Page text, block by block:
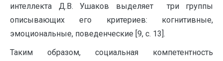
интеллекта Д.В. Ушаков выделяет три группы
описывающих его критериев: когнитивные,
эмоциональные, поведенческие [9, с. 13].
Таким образом, социальная компетентность